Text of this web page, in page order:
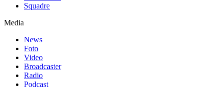
Squadre
Media
News
Foto
Video
Broadcaster
Radio
Podcast